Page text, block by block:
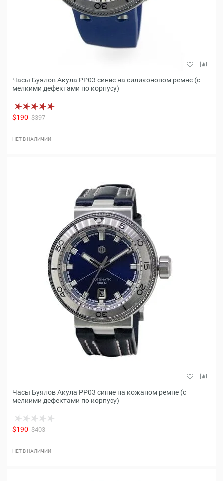
Часы Буялов Акула РР03 синие на силиконовом ремне (с
мелкими дефектами по корпусу)
$190 $397
НЕТ В НАЛИЧИИ
Часы Буялов Акула РР03 синие на кожаном ремне (с
мелкими дефектами по корпусу)
$190 $403
НЕТ В НАЛИЧИИ